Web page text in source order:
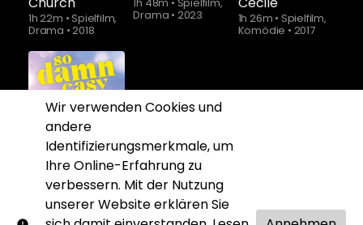
Wir verwenden Cookies und
andere
Identifizierungsmerkmale, um
Ihre Online-Erfahrung zu
verbessern. Mit der Nutzung
unserer Website erklären Sie
1h 22m • Spielfilm,
Drama •2018
1h 48m • Spielfilm,
Drama • 2023 1h 26m • Spielfilm,
Komödie • 2017
So Damn Easy